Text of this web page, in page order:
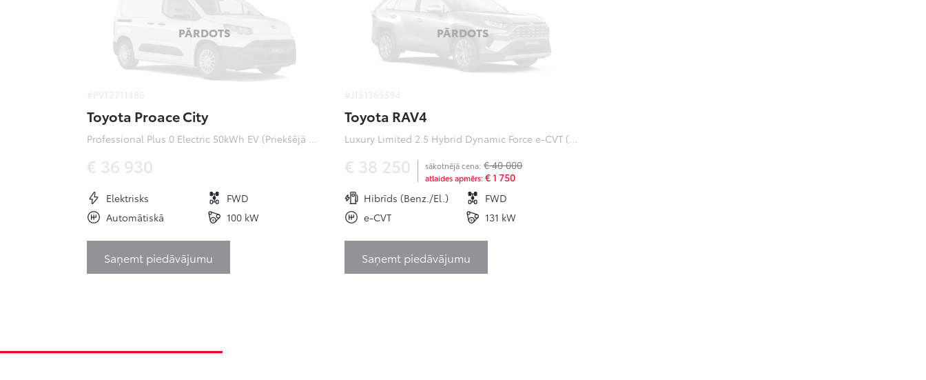
PĀRDOTS
Toyota Proace City
Professional Plus 0 Electric 50kWh EV (Priekšējā piedziņa) (100 kW)
€ 36 930
Elektrisks
FWD
Automātiskā
100 kW
Saņemt piedāvājumu
PĀRDOTS
Toyota RAV4
Luxury Limited 2.5 Hybrid Dynamic Force e-CVT (Priekšējā piedziņa) (131 kW)
€ 38 250 sākotnējā cena: € 40 000
atlaides apmērs: € 1 750
Hibrīds (Benz./El.)
FWD
e-CVT
131 kW
Saņemt piedāvājumu